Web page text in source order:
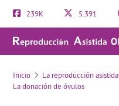
239K 5.391
Inicio La reproducción asistida
La donación de óvulos